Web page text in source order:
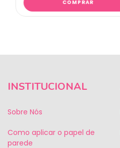
INSTITUCIONAL
Sobre Nós
Como aplicar o papel de
parede